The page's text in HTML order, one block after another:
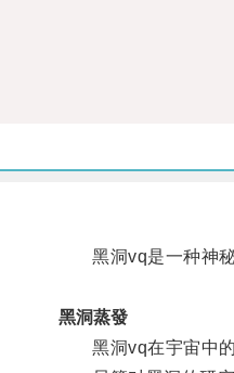
黑洞vq是一种神秘
黑洞蒸發
黑洞vq在宇宙中的